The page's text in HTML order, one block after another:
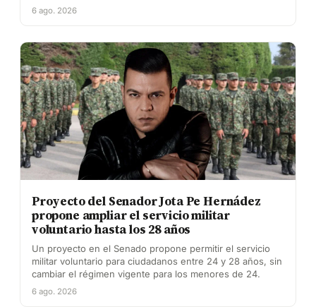
6 ago. 2026
Proyecto del Senador Jota Pe Hernádez
propone ampliar el servicio militar
voluntario hasta los 28 años
Un proyecto en el Senado propone permitir el servicio
militar voluntario para ciudadanos entre 24 y 28 años, sin
cambiar el régimen vigente para los menores de 24.
6 ago. 2026